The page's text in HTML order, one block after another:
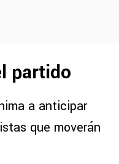
partido
a anticipar
que moverán